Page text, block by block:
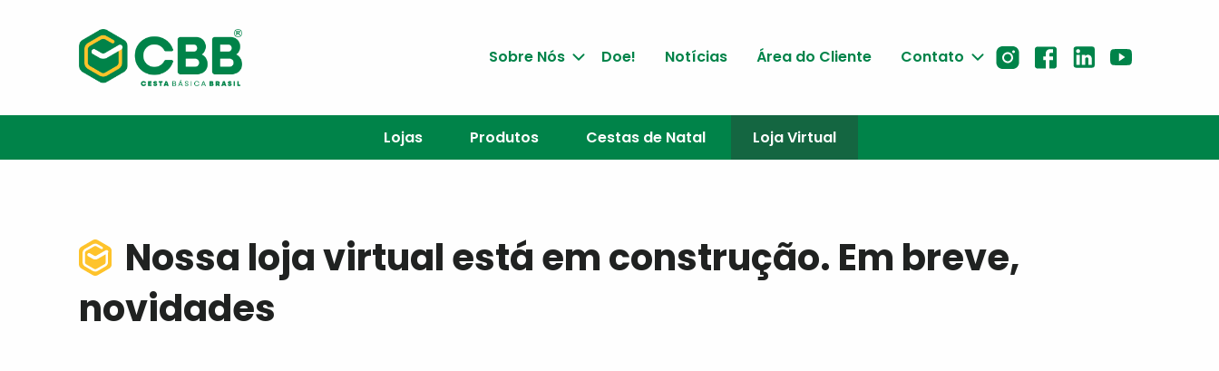
Sobre Nós Doe! Notícias Área do Cliente Contato
Lojas Produtos Cestas de Natal Loja Virtual
Nossa loja virtual está em construção. Em breve,
novidades